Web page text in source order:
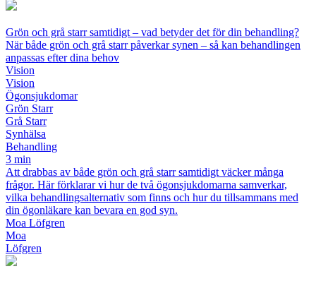
Grön och grå starr samtidigt – vad betyder det för din behandling?
När både grön och grå starr påverkar synen – så kan behandlingen
anpassas efter dina behov
Vision
Vision
Ögonsjukdomar
Grön Starr
Grå Starr
Synhälsa
Behandling
3 min
Att drabbas av både grön och grå starr samtidigt väcker många
frågor. Här förklarar vi hur de två ögonsjukdomarna samverkar,
vilka behandlingsalternativ som finns och hur du tillsammans med
din ögonläkare kan bevara en god syn.
Moa Löfgren
Moa
Löfgren